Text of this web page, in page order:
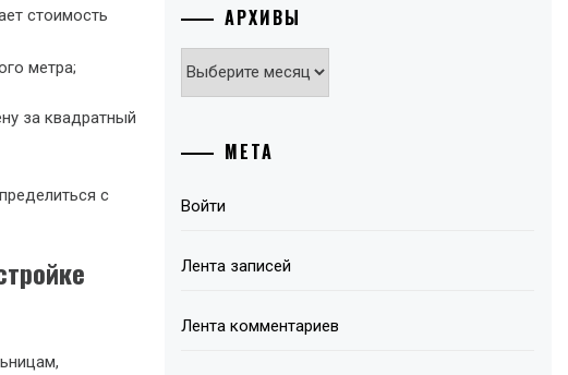
стоимость
метра;
за квадратный
с
АРХИВЫ
Архивы
МЕТА
Войти
Лента записей
Лента комментариев